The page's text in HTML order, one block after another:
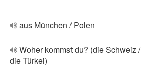
aus München / Polen
Woher kommst du? (die Schweiz /
die Türkei)